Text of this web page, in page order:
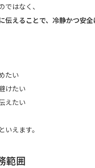
ではなく、
伝えることで、冷静かつ安
たい
けたい
えたい
いえます。
範囲